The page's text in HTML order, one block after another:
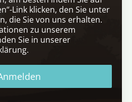
Link klicken, den Sie unter
die Sie von uns erhalten.
zu unserem
Sie in unserer